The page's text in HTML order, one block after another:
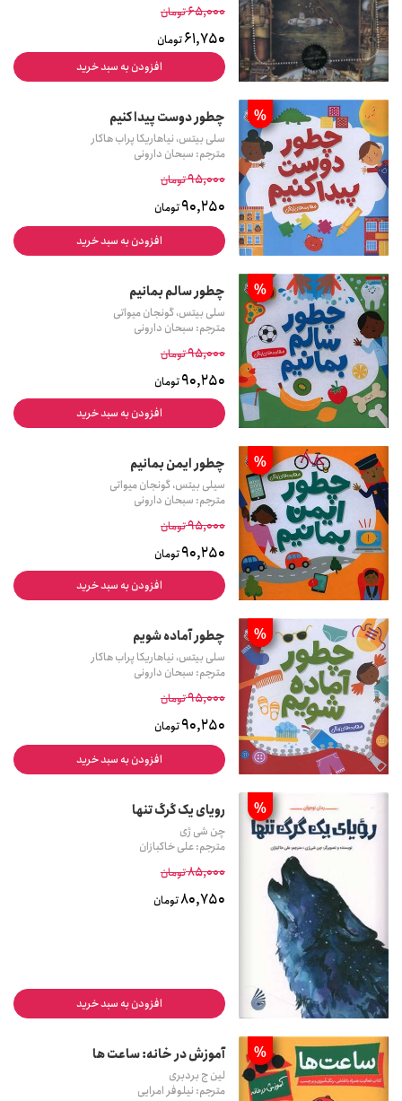
65,000تومان
61,750تومان
افزودن به سبد خرید
% چطور دوست پیدا کنیم
سلی بیتس، نیاهاریکا پراب هاکار
مترجم: سبحان دارونی
95,000تومان
90,250تومان
افزودن به سبد خرید
% چطور سالم بمانیم
سلی بیتس، گونجان میواتی
مترجم: سبحان دارونی
95,000تومان
90,250تومان
افزودن به سبد خرید
% چطور ایمن بمانیم
سیلی بیتس، گونجان میواتی
مترجم: سبحان دارونی
95,000تومان
90,250تومان
افزودن به سبد خرید
% چطور آماده شویم
سلی بیتس، نیاهاریکا پراب هاکار
مترجم: سبحان دارونی
95,000تومان
90,250تومان
افزودن به سبد خرید
% رویای یک گرگ تنها
چن شی ژی
مترجم: علی خاکبازان
85,000تومان
80,750تومان
افزودن به سبد خرید
% آموزش در خانه: ساعت ها
لین ج بردبری
مترجم: نیلوفر امرایی